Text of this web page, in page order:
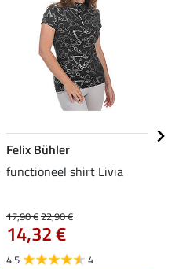
Felix Bühler
functioneel shirt Livia
17,90 €22,90 €
14,32 €
4.5 4